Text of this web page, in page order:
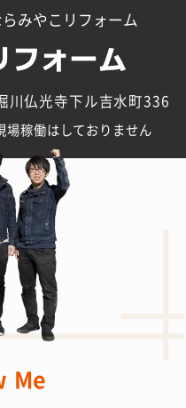
みやこリフォーム
川仏光寺下ル吉水町336
場稼働はしておりません
Me